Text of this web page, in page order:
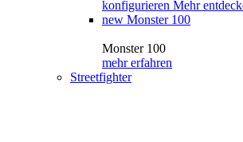
konfigurieren Mehr
new Monster 100
Monster 100
mehr erfahren
Streetfighter